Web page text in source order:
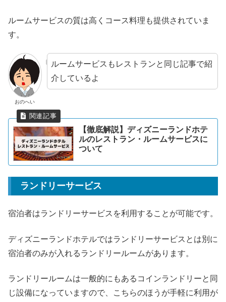
ルームサービスの質は高くコース料理も提供されていま
す。
おのへい
ルームサービスもレストランと同じ記事で紹
介しているよ
【徹底解説】ディズニーランドホテ
ルのレストラン・ルームサービスに
ついて
ランドリーサービス
宿泊者はランドリーサービスを利用することが可能です。
ディズニーランドホテルではランドリーサービスとは別に
宿泊者のみが入れるランドリールームがあります。
ランドリールームは一般的にもあるコインランドリーと同
じ設備になっていますので、こちらのほうが手軽に利用が